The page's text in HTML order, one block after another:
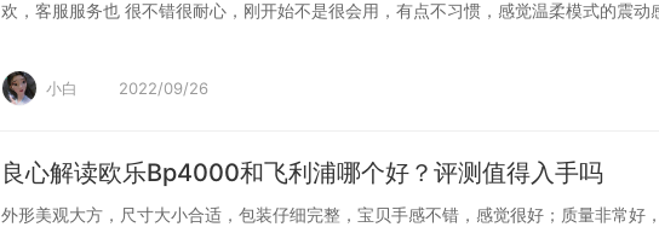
欢，客服服务也 很不错很耐心，刚开始不是很会用，有点不习惯，感觉温柔模式的震动
小白 2022/09/26
良心解读欧乐Bp4000和飞利浦哪个好？评测值得入手吗
外形美观大方，尺寸大小合适，包装仔细完整，宝贝手感不错，感觉很好；质量非常好